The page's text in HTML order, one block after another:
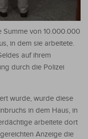
Summe von 10.000.000
in dem sie arbeitete.
auf ihrem
durch die Polizei
wurde, wurde diese
in dem Haus, in
arbeitete dort
Anzeige die